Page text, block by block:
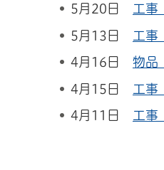
5月20日 工事
5月13日 工事
4月16日 物品
4月15日 工事
4月11日 工事